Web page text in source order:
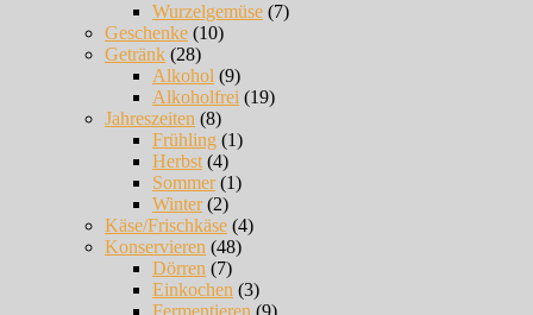
Wurzelgemüse (7)
Geschenke (10)
Getränk (28)
Alkohol (9)
Alkoholfrei (19)
Jahreszeiten (8)
Frühling (1)
Herbst (4)
Sommer(1)
Winter(2)
Käse/Frischkäse (4)
Konservieren (48)
Dörren (7)
Einkochen (3)